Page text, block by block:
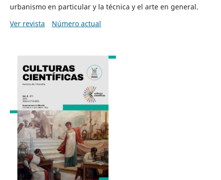
urbanismo en particular y la técnica y el arte en general.
Ver revista
Número actual